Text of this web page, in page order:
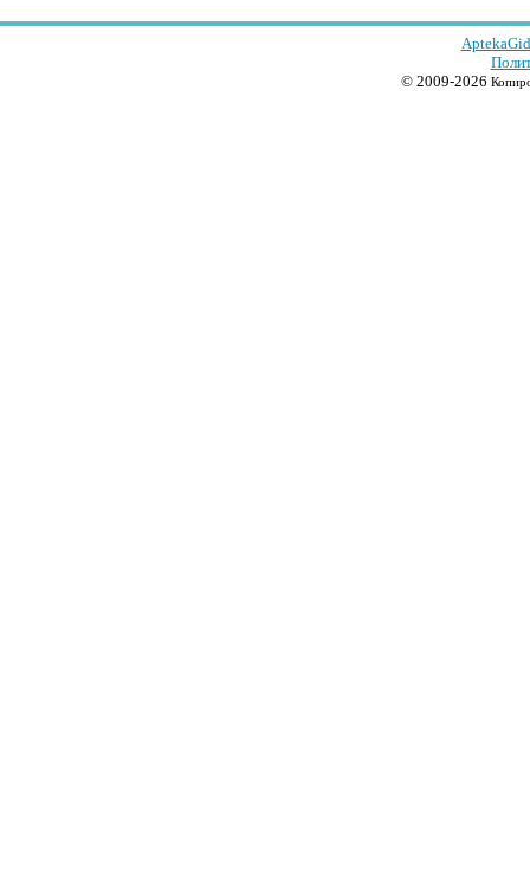
© 2009-2026